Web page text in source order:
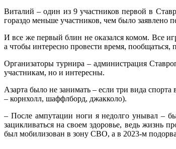
Виталий – один из 9 участников первой в
гораздо меньше участников, чем было заявлено
И все же первый блин не оказался комом. Все
а чтобы интересно провести время, пообщаться,
Организаторы турнира – администрация
участникам, но и интересны.
Азарта было не занимать – если три вида
– корнхолл, шаффлборд, джакколо).
– После ампутации ноги я недолго унывал –
зацикливаться на своем здоровье, ведь жизнь
был мобилизован в зону СВО, а в 2023-м